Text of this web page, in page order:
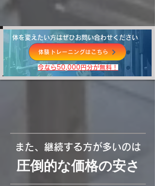
体を変えたい方はぜひお問い合わせください
​今なら50,000円分が無料！
体験トレーニングはこちら
​また、継続する方が多いのは
圧倒的な価格の安さ